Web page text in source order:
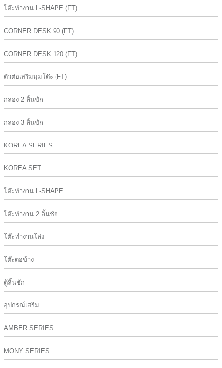
โต๊ะทำงาน L-SHAPE (FT)
CORNER DESK 90 (FT)
CORNER DESK 120 (FT)
ตัวต่อเสริมมุมโต๊ะ (FT)
กล่อง 2 ลิ้นชัก
กล่อง 3 ลิ้นชัก
KOREA SERIES
KOREA SET
โต๊ะทำงาน L-SHAPE
โต๊ะทำงาน 2 ลิ้นชัก
โต๊ะทำงานโล่ง
โต๊ะต่อข้าง
ตู้ลิ้นชัก
อุปกรณ์เสริม
AMBER SERIES
MONY SERIES